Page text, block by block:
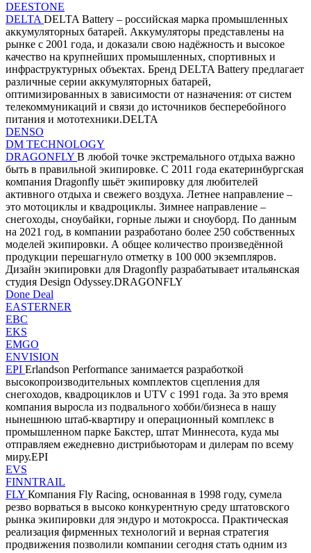
DEESTONE
DELTA DELTA Battery – российская марка промышленных
аккумуляторных батарей. Аккумуляторы представлены на
рынке с 2001 года, и доказали свою надёжность и высокое
качество на крупнейших промышленных, спортивных и
инфраструктурных объектах. Бренд DELTA Battery предлагает
различные серии аккумуляторных батарей,
оптимизированных в зависимости от назначения: от систем
телекоммуникаций и связи до источников бесперебойного
питания и мототехники.DELTA
DENSO
DM TECHNOLOGY
DRAGONFLY В любой точке экстремального отдыха важно
быть в правильной экипировке. С 2011 года екатеринбургская
компания Dragonfly шьёт экипировку для любителей
активного отдыха и свежего воздуха. Летнее направление –
это мотоциклы и квадроциклы. Зимнее направление –
снегоходы, сноубайки, горные лыжи и сноуборд. По данным
на 2021 год, в компании разработано более 250 собственных
моделей экипировки. А общее количество произведённой
продукции перешагнуло отметку в 100 000 экземпляров.
Дизайн экипировки для Dragonfly разрабатывает итальянская
студия Design Odyssey.DRAGONFLY
Done Deal
EASTERNER
EBC
EKS
EMGO
ENVISION
EPI Erlandson Performance занимается разработкой
высокопроизводительных комплектов сцепления для
снегоходов, квадроциклов и UTV с 1991 года. За это время
компания выросла из подвального хобби/бизнеса в нашу
нынешнюю штаб-квартиру и операционный комплекс в
промышленном парке Бакстер, штат Миннесота, куда мы
отправляем ежедневно дистрибьюторам и дилерам по всему
миру.EPI
EVS
FINNTRAIL
FLY Компания Fly Racing, основанная в 1998 году, сумела
резво ворваться в высоко конкурентную среду штатовского
рынка экипировки для эндуро и мотокросса. Практическая
реализация фирменных технологий и верная стратегия
продвижения позволили компании сегодня стать одним из